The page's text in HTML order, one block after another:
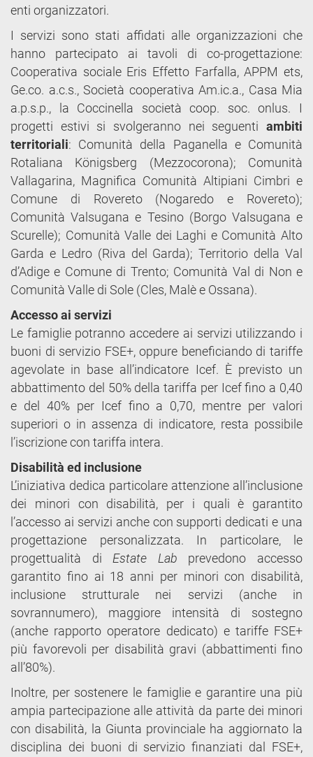
enti organizzatori.
I servizi sono stati affidati alle organizzazioni che
hanno partecipato ai tavoli di co-progettazione:
Cooperativa sociale Eris Effetto Farfalla, APPM ets,
Ge.co. a.c.s., Società cooperativa Am.ic.a., Casa Mia
a.p.s.p., la Coccinella società coop. soc. onlus. I
progetti estivi si svolgeranno nei seguenti ambiti
territoriali: Comunità della Paganella e Comunità
Rotaliana Königsberg (Mezzocorona); Comunità
Vallagarina, Magnifica Comunità Altipiani Cimbri e
Comune di Rovereto (Nogaredo e Rovereto);
Comunità Valsugana e Tesino (Borgo Valsugana e
Scurelle); Comunità Valle dei Laghi e Comunità Alto
Garda e Ledro (Riva del Garda); Territorio della Val
d’Adige e Comune di Trento; Comunità Val di Non e
Comunità Valle di Sole (Cles, Malè e Ossana).
Accesso ai servizi
Le famiglie potranno accedere ai servizi utilizzando i
buoni di servizio FSE+, oppure beneficiando di tariffe
agevolate in base all’indicatore Icef. È previsto un
abbattimento del 50% della tariffa per Icef fino a 0,40
e del 40% per Icef fino a 0,70, mentre per valori
superiori o in assenza di indicatore, resta possibile
l’iscrizione con tariffa intera.
Disabilità ed inclusione
L’iniziativa dedica particolare attenzione all’inclusione
dei minori con disabilità, per i quali è garantito
l’accesso ai servizi anche con supporti dedicati e una
progettazione personalizzata. In particolare, le
progettualità di Estate Lab prevedono accesso
garantito fino ai 18 anni per minori con disabilità,
inclusione strutturale nei servizi (anche in
sovrannumero), maggiore intensità di sostegno
(anche rapporto operatore dedicato) e tariffe FSE+
più favorevoli per disabilità gravi (abbattimenti fino
all’80%).
Inoltre, per sostenere le famiglie e garantire una più
ampia partecipazione alle attività da parte dei minori
con disabilità, la Giunta provinciale ha aggiornato la
disciplina dei buoni di servizio finanziati dal FSE+,